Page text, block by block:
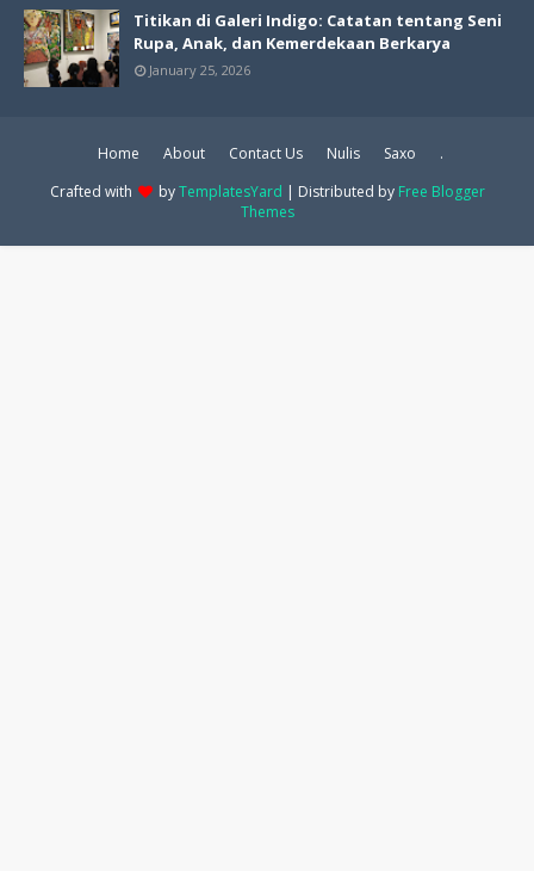
Titikan di Galeri Indigo: Catatan tentang Seni
Rupa, Anak, dan Kemerdekaan Berkarya
January 25, 2026
Home About Contact Us Nulis Saxo
.
Crafted with
byTemplatesYard | Distributed by Free Blogger
Themes